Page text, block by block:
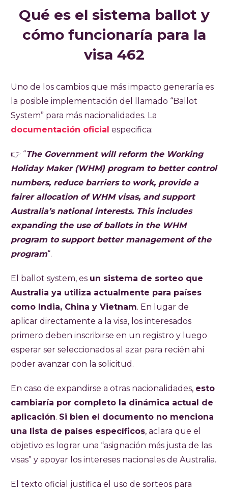
Qué es el sistema ballot y
cómo funcionaría para la
visa 462
Uno de los cambios que más impacto generaría es
la posible implementación del llamado “Ballot
System” para más nacionalidades. La
documentación oficial especifica:
👉 “The Government will reform the Working
Holiday Maker (WHM) program to better control
numbers, reduce barriers to work, provide a
fairer allocation of WHM visas, and support
Australia’s national interests. This includes
expanding the use of ballots in the WHM
program to support better management of the
program“.
El ballot system, es un sistema de sorteo que
Australia ya utiliza actualmente para países
como India, China y Vietnam. En lugar de
aplicar directamente a la visa, los interesados
primero deben inscribirse en un registro y luego
esperar ser seleccionados al azar para recién ahí
poder avanzar con la solicitud.
En caso de expandirse a otras nacionalidades, esto
cambiaría por completo la dinámica actual de
aplicación. Si bien el documento no menciona
una lista de países específicos, aclara que el
objetivo es lograr una “asignación más justa de las
visas” y apoyar los intereses nacionales de Australia.
El texto oficial justifica el uso de sorteos para